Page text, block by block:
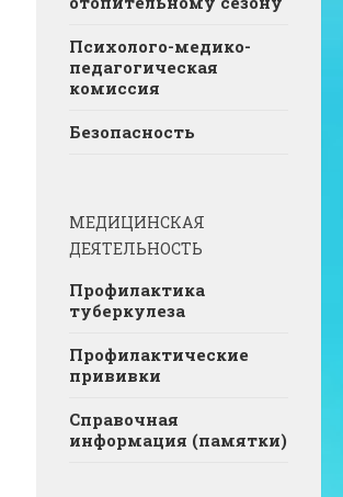
Психолого-медико-
педагогическая
комиссия
Безопасность
МЕДИЦИНСКАЯ
ДЕЯТЕЛЬНОСТЬ
Профилактика
туберкулеза
Профилактические
прививки
Справочная
информация (памятки)